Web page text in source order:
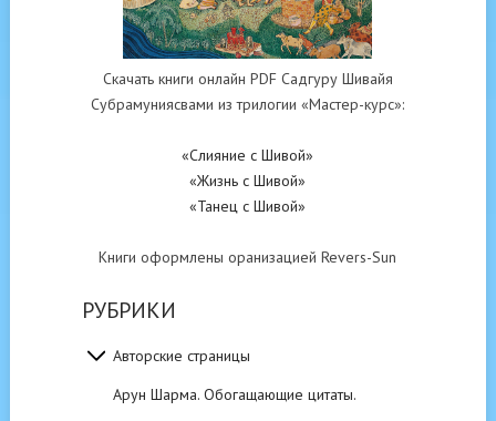
Скачать книги онлайн PDF Садгуру Шивайя
Субрамуниясвами из трилогии «Мастер-курс»:
«Слияние с Шивой»
«Жизнь с Шивой»
«Танец с Шивой»
Книги оформлены оранизацией Revers-Sun
РУБРИКИ
Авторские страницы
Арун Шарма. Обогащающие цитаты.